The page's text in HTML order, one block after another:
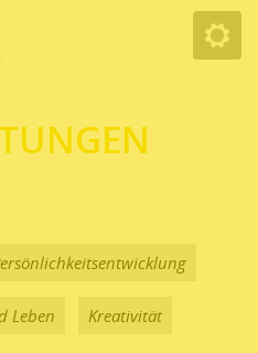
Leben Kreativität